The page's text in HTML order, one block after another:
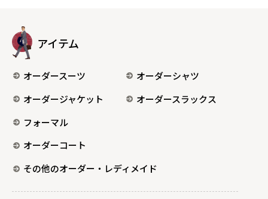
アイテム
オーダースーツ
オーダーシャツ
オーダージャケット
オーダースラックス
フォーマル
オーダーコート
その他のオーダー・レディメイド